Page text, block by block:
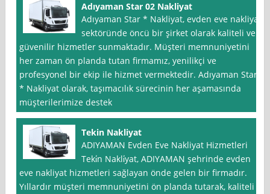
Adıyaman Star 02 Nakliyat
Adıyaman Star * Nakliyat, evden eve nakliyat
sektöründe öncü bir şirket olarak kaliteli ve
güvenilir hizmetler sunmaktadır. Müşteri memnuniyetini
her zaman ön planda tutan firmamız, yenilikçi ve
profesyonel bir ekip ile hizmet vermektedir. Adıyaman Star
* Nakliyat olarak, taşımacılık sürecinin her aşamasında
müşterilerimize destek
Tekin Nakliyat
ADIYAMAN Evden Eve Nakliyat Hizmetleri
Teki̇n Nakli̇yat, ADIYAMAN şehrinde evden
eve nakliyat hizmetleri sağlayan önde gelen bir firmadır.
Yıllardır müşteri memnuniyetini ön planda tutarak, kaliteli